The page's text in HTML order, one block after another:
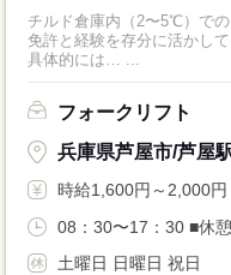
チルド倉庫内（2〜5℃）での
免許と経験を存分に活かして
具体的には… ...
フォークリフト
兵庫県芦屋市/芦屋
時給1,600円～2,000円
08：30〜17：30 ■休
土曜日 日曜日 祝日